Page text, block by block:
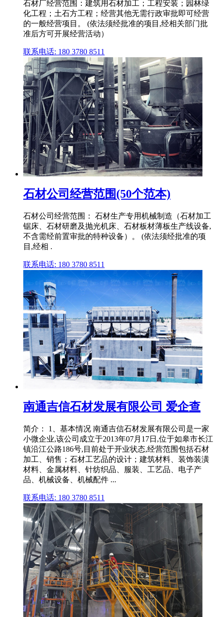
石材厂经营范围：建筑用石材加工；工程安装；园林绿
化工程；土石方工程；经营其他无需行政审批即可经营
的一般经营项目。 (依法须经批准的项目,经相关部门批
准后方可开展经营活动）
联系电话: 180 3780 8511
石材公司经营范围(50个范本)
石材公司经营范围： 石材生产专用机械制造（石材加工
锯床、石材研磨及抛光机床、石材板材薄板生产线设备,
不含需经前置审批的特种设备）。 (依法须经批准的项
目,经相 .
联系电话: 180 3780 8511
南通吉信石材发展有限公司 爱企查
简介： 1、基本情况 南通吉信石材发展有限公司是一家
小微企业,该公司成立于2013年07月17日,位于如皋市长江
镇沿江公路186号,目前处于开业状态,经营范围包括石材
加工、销售；石材工艺品的设计；建筑材料、装饰装潢
材料、金属材料、针纺织品、服装、工艺品、电子产
品、机械设备、机械配件 ...
联系电话: 180 3780 8511